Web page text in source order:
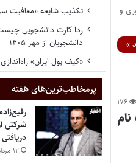
و
»
۱۷۶
تکذیب شایعه «معافیت
ردا کارت دانشجویی
دانشجویان از مهر ۱۴۰۵
«کیف پول ایران»
پر‌مخاطب‌ترین‌های هفته
شرکتی
۱۲ مرداد ۱۴۰۵